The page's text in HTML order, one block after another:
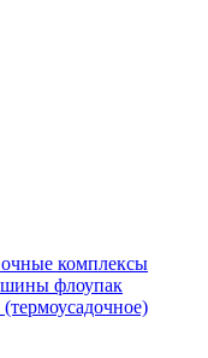
комплексы
флоупак